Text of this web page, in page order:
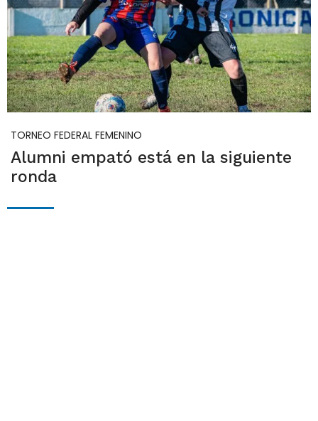
TORNEO FEDERAL FEMENINO
Alumni empató está en la siguiente
ronda